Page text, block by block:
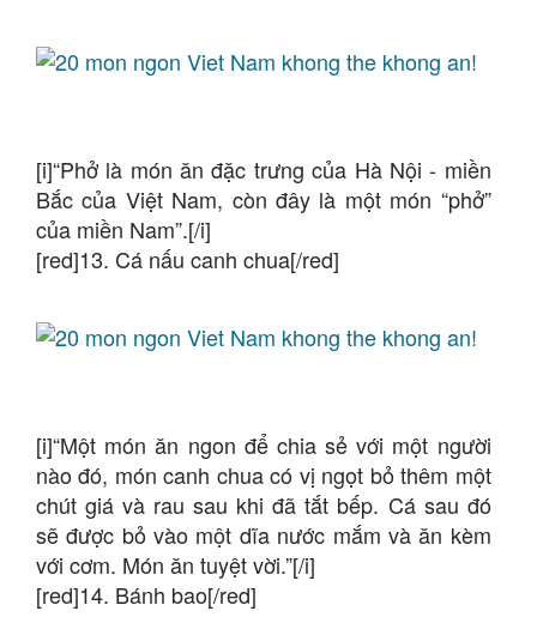
[i]“Phở là món ăn đặc trưng của Hà Nội - miền
Bắc của Việt Nam, còn đây là một món “phở”
của miền Nam”.[/i]
[red]13. Cá nấu canh chua[/red]
[i]“Một món ăn ngon để chia sẻ với một người
nào đó, món canh chua có vị ngọt bỏ thêm một
chút giá và rau sau khi đã tắt bếp. Cá sau đó
sẽ được bỏ vào một dĩa nước mắm và ăn kèm
với cơm. Món ăn tuyệt vời.”[/i]
[red]14. Bánh bao[/red]